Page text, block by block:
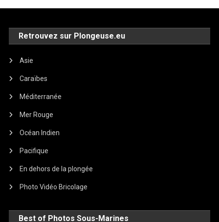
Retrouvez sur Plongeuse.eu
Asie
Caraïbes
Méditerranée
Mer Rouge
Océan Indien
Pacifique
En dehors de la plongée
Photo Vidéo Bricolage
Best of Photos Sous-Marines